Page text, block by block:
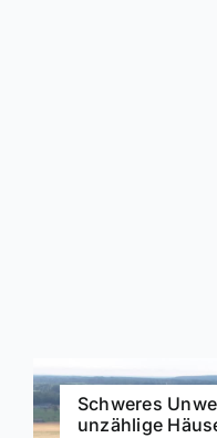
Schweres
unzählige